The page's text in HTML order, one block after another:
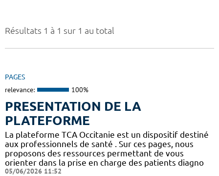
Résultats 1 à 1 sur 1 au total
PAGES
relevance: 100%
PRESENTATION DE LA
PLATEFORME
La plateforme TCA Occitanie est un dispositif destiné
aux professionnels de santé . Sur ces pages, nous
proposons des ressources permettant de vous
orienter dans la prise en charge des patients diagno
05/06/2026 11:52